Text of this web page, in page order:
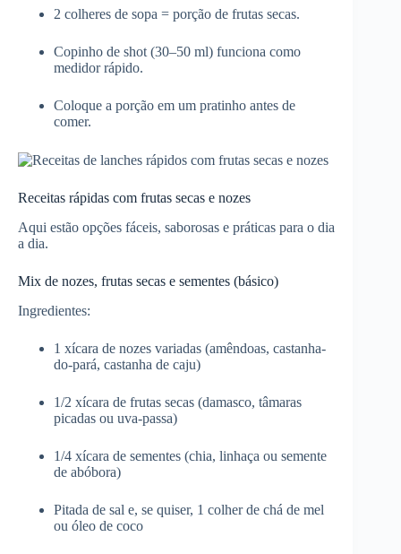
2 colheres de sopa = porção de frutas secas.
Copinho de shot (30–50 ml) funciona como
medidor rápido.
Coloque a porção em um pratinho antes de
comer.
Receitas rápidas com frutas secas e nozes
Aqui estão opções fáceis, saborosas e práticas para o dia
a dia.
Mix de nozes, frutas secas e sementes (básico)
Ingredientes:
1 xícara de nozes variadas (amêndoas, castanha-
do-pará, castanha de caju)
1/2 xícara de frutas secas (damasco, tâmaras
picadas ou uva-passa)
1/4 xícara de sementes (chia, linhaça ou semente
de abóbora)
Pitada de sal e, se quiser, 1 colher de chá de mel
ou óleo de coco